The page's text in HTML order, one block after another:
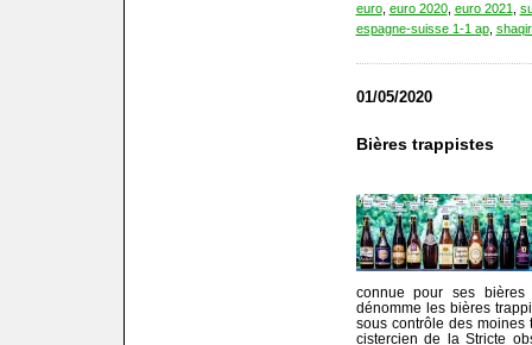
euro, euro 2020, euro 2021
espagne-suisse 1-1 ap,
01/05/2020
Bières trappistes
connue pour ses
dénomme les bières
sous contrôle des moines
cistercien de la Stricte